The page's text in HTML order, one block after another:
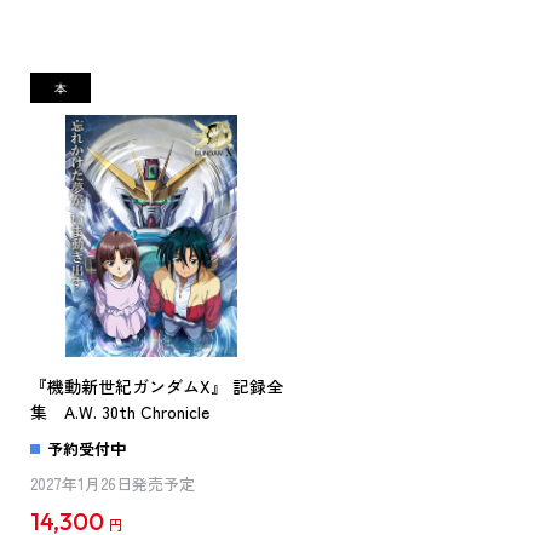
『機動新世紀ガンダムX』 記録全
集 A.W. 30th Chronicle
予約受付中
2027年1月26日発売予定
14,300 円